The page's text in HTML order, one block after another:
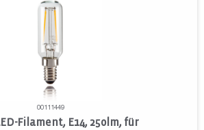
00111449
Filament, E14, 250lm, für